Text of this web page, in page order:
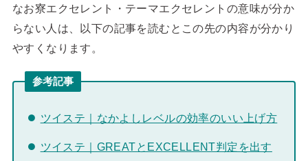
なお寮エクセレント・テーマエクセレントの意味が分か
らない人は、以下の記事を読むとこの先の内容が分かり
やすくなります。
参考記事
ツイステ｜なかよしレベルの効率のいい上げ方
ツイステ｜GREATとEXCELLENT判定を出す